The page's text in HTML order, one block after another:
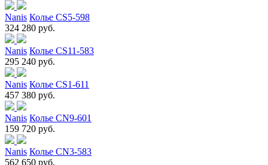
Nanis Колье CS5-598
324 280 руб.
Nanis Колье CS11-583
295 240 руб.
Nanis Колье CS1-611
457 380 руб.
Nanis Колье CN9-601
159 720 руб.
Nanis Колье CN3-583
562 650 руб.